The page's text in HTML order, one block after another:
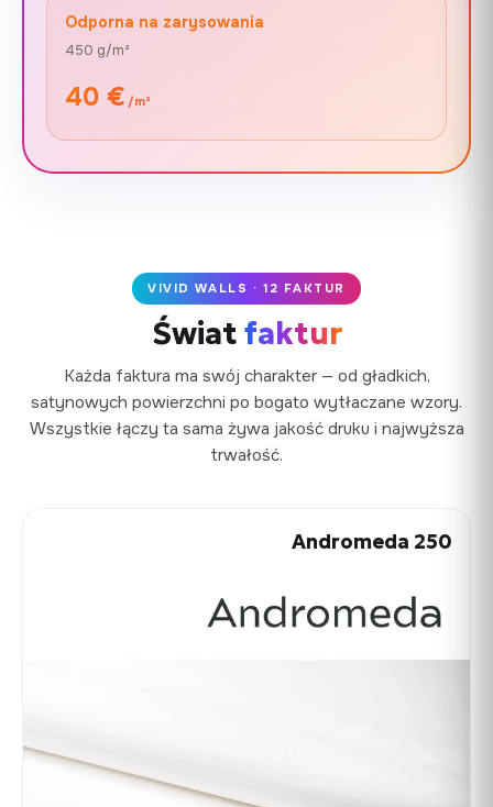
Odporna na zarysowania
450 g/m²
40 € /m²
VIVID WALLS · 12 FAKTUR
Świat faktur
Każda faktura ma swój charakter — od gładkich,
satynowych powierzchni po bogato wytłaczane wzory.
Wszystkie łączy ta sama żywa jakość druku i najwyższa
trwałość.
Andromeda 250